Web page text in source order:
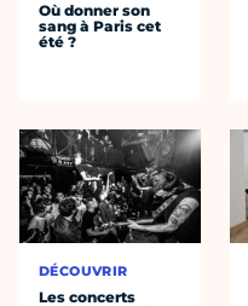
Où donner son
sang à Paris cet
été ?
DÉCOUVRIR
Les concerts